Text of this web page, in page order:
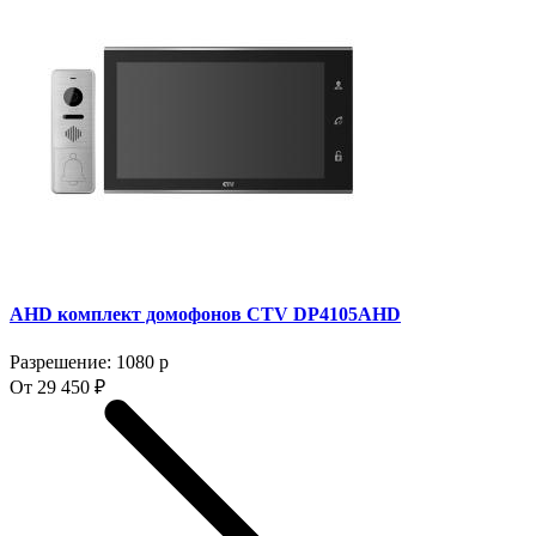
AHD комплект домофонов CTV DP4105AHD
Разрешение: 1080 p
От 29 450 ₽